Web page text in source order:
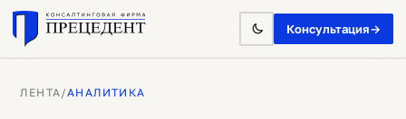
Консультация→
ЛЕНТА/АНАЛИТИКА